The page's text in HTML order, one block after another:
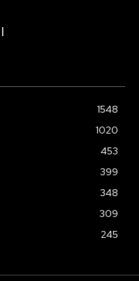
1548
1020
453
399
348
309
245